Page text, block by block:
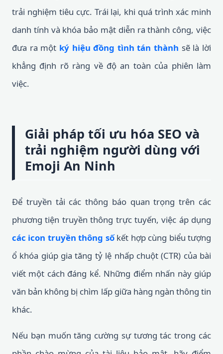
trải nghiệm tiêu cực. Trái lại, khi quá trình xác minh
danh tính và khóa bảo mật diễn ra thành công, việc
đưa ra một ký hiệu đồng tình tán thành sẽ là lời
khẳng định rõ ràng về độ an toàn của phiên làm
việc.
Giải pháp tối ưu hóa SEO và
trải nghiệm người dùng với
Emoji An Ninh
Để truyền tải các thông báo quan trọng trên các
phương tiện truyền thông trực tuyến, việc áp dụng
các icon truyền thông sốkết hợp cùng biểu tượng
ổ khóa giúp gia tăng tỷ lệ nhấp chuột (CTR) của bài
viết một cách đáng kể. Những điểm nhấn này giúp
văn bản không bị chìm lấp giữa hàng ngàn thông tin
khác.
Nếu bạn muốn tăng cường sự tương tác trong các